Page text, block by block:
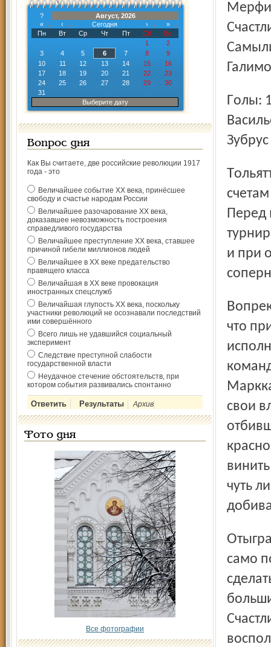
?
Август, 2026
«
‹ Сегодня ›
»
Пн
Вт Ср Чт Пт Сб
Вс
1
2
3
4 5 6 7 8
9
10
11 12 13 14 15
16
17
18 19 20 21 22
23
24
25 26 27 28 29
30
31
Выберите дату
Вопрос дня
Как Вы считаете, две российские революции 1917
года - это
Величайшее событие ХХ века, принёсшее
свободу и счастье народам России
Величайшее разочарование ХХ века,
доказавшее невозможность построения
справедливого государства
Величайшее преступление ХХ века, ставшее
причиной гибели миллионов людей
Величайшее в ХХ веке предательство
правящего класса
Величайшая в ХХ веке провокация
иностранных спецслужб
Величайшая глупость ХХ века, поскольку
участники революций не осознавали последствий
ими совершённого
Всего лишь не удавшийся социальный
эксперимент
Следствие преступной слабости
государственной власти
Неудачное стечение обстоятельств, при
котором события развивались спонтанно
Архив
Фото дня
Все фотографии
Мерфи
Голы: 1:0 – Казионов (12.19); 1:1 – Счастливый (Антипов,
Тольяттинская «Лада» известна любовью к «футбольным»
Перед
и при
Вопреки ожиданиям, игра началась с обоюдоострых атак,
что
свои
чуть
Отыграться, первыми пропустив шайбу в «Волгаре», – уже
само